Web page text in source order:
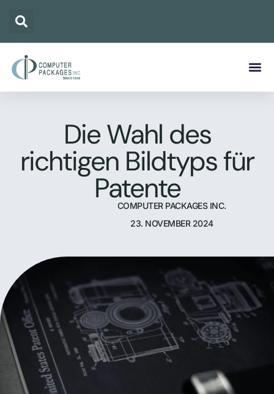
Die Wahl des
richtigen Bildtyps für
Patente
COMPUTER PACKAGES INC.
23. NOVEMBER 2024